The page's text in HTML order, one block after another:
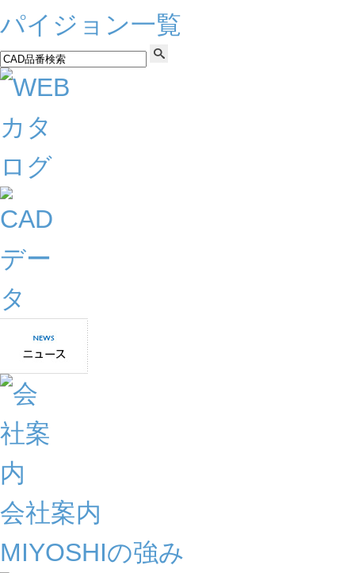
パイジョン一覧
会社案内
MIYOSHIの強み